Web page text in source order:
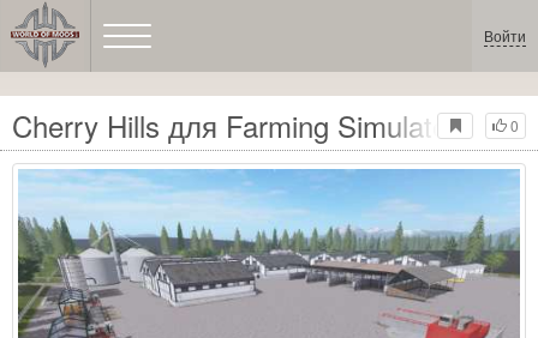
Войти
0
Cherry Hills для Farming Simulator 2017